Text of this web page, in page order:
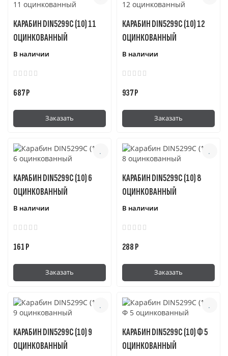
КАРАБИН DIN5299C (10) 11
ОЦИНКОВАННЫЙ
В наличии
687 Р
Заказать
КАРАБИН DIN5299C (10) 12
ОЦИНКОВАННЫЙ
В наличии
937 Р
Заказать
КАРАБИН DIN5299C (10) 6
ОЦИНКОВАННЫЙ
В наличии
161 Р
Заказать
КАРАБИН DIN5299C (10) 8
ОЦИНКОВАННЫЙ
В наличии
288 Р
Заказать
КАРАБИН DIN5299C (10) 9
ОЦИНКОВАННЫЙ
КАРАБИН DIN5299C (10) Ф 5
ОЦИНКОВАННЫЙ